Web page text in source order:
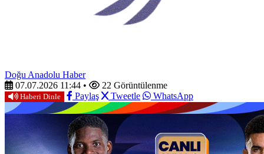
Doğu Anadolu Haber
07.07.2026 11:44 • 22 Görüntülenme
Haberi Dinle Paylaş Tweetle WhatsApp